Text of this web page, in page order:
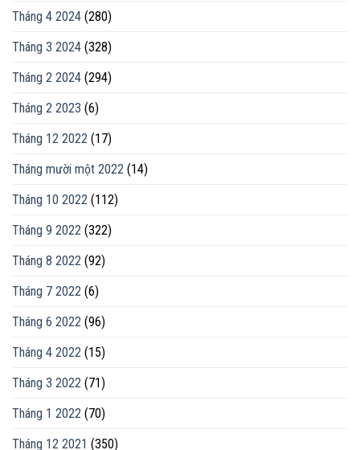
Tháng 4 2024 (280)
Tháng 3 2024 (328)
Tháng 2 2024 (294)
Tháng 2 2023 (6)
Tháng 12 2022 (17)
Tháng mười một 2022 (14)
Tháng 10 2022 (112)
Tháng 9 2022 (322)
Tháng 8 2022 (92)
Tháng 7 2022 (6)
Tháng 6 2022 (96)
Tháng 4 2022 (15)
Tháng 3 2022 (71)
Tháng 1 2022 (70)
Tháng 12 2021 (350)